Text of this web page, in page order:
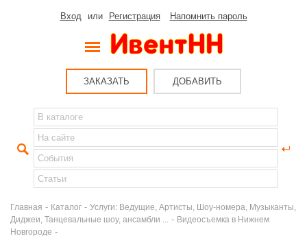
Вход или Регистрация Напомнить пароль
ЗАКАЗАТЬ ДОБАВИТЬ
Главная - Каталог - Услуги: Ведущие, Артисты, Шоу-номера, Музыканты,
Диджеи, Танцевальные шоу, ансамбли ...
- Видеосъемка в Нижнем
Новгороде -